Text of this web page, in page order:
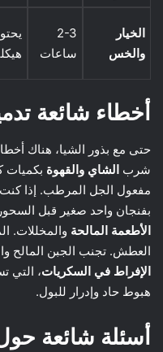
الخيار
والخس
2-3
ساعات
أخطاء شائعة
حتى مع بذور الشيا، هناك
شرب الشاي والقهوة بكميات
مفعول الجل المرطب. إذا كنت
بفنجان واحد صغير قبل
الأطعمة المالحة والمخللات.
العطش. تجنب الجبن المالح
الإفراط في السكريات، التي
هبوط حاد وإدرار للبول.
أسئلة شائعة